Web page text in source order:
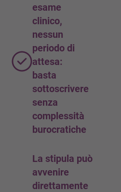
esame
clinico,
nessun
periodo di
attesa:
basta
sottoscrivere
senza
complessità
burocratiche
La stipula può
avvenire
direttamente